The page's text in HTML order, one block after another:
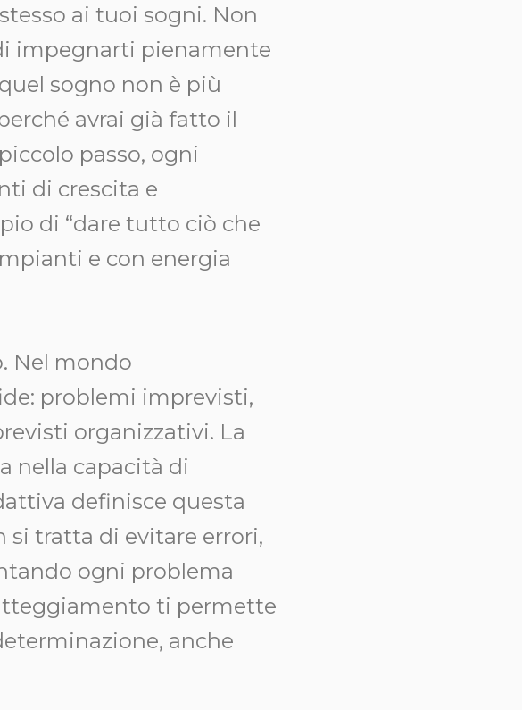
ai tuoi sogni. Non
impegnarti pienamente
sogno non è più
avrai già fatto il
passo, ogni
di crescita e
di “dare tutto ciò che
e con energia
Nel mondo
problemi imprevisti,
organizzativi. La
nella capacità di
definisce questa
si tratta di evitare errori,
ogni problema
ti permette
anche